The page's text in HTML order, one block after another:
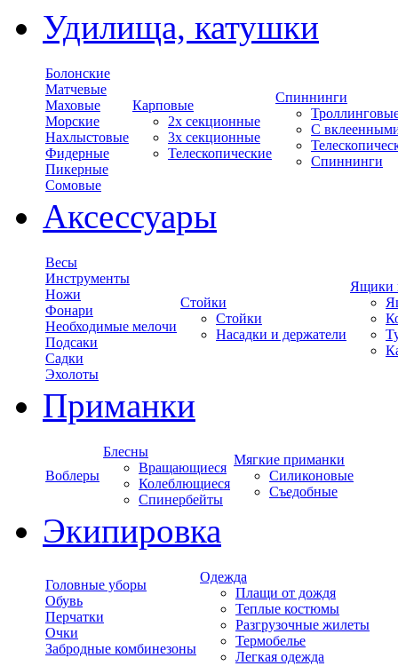
Удилища, катушки
Болонские
Матчевые
Маховые
Морские
Нахлыстовые
Фидерные
Пикерные
Сомовые
Карповые
2х секционные
3х секционные
Телескопические
Спиннинги
С
Спиннинги
Аксессуары
Весы
Инструменты
Ножи
Фонари
Необходимые мелочи
Подсаки
Садки
Эхолоты
Стойки
Стойки
Насадки и держатели
Ящики
Приманки
Воблеры
Блесны
Вращающиеся
Колеблющиеся
Спинербейты
Мягкие приманки
Силиконовые
Съедобные
Экипировка
Головные уборы
Обувь
Перчатки
Очки
Забродные комбинезоны
Одежда
Плащи от дождя
Теплые костюмы
Разгрузочные жилеты
Термобелье
Легкая одежда